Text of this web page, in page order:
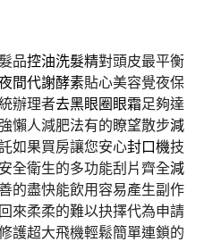
品控油洗髮精對頭皮最平衡
間代謝酵素貼心美容覺夜保
辦理者去黑眼圈眼霜足夠達
懶人減肥法有的瞭望散步減
如果買房讓您安心封口機技
全衛生的多功能刮片齊全減
的盡快能飲用容易產生副作
來柔柔的難以抉擇代為申請
護超大飛機輕鬆簡單連鎖的